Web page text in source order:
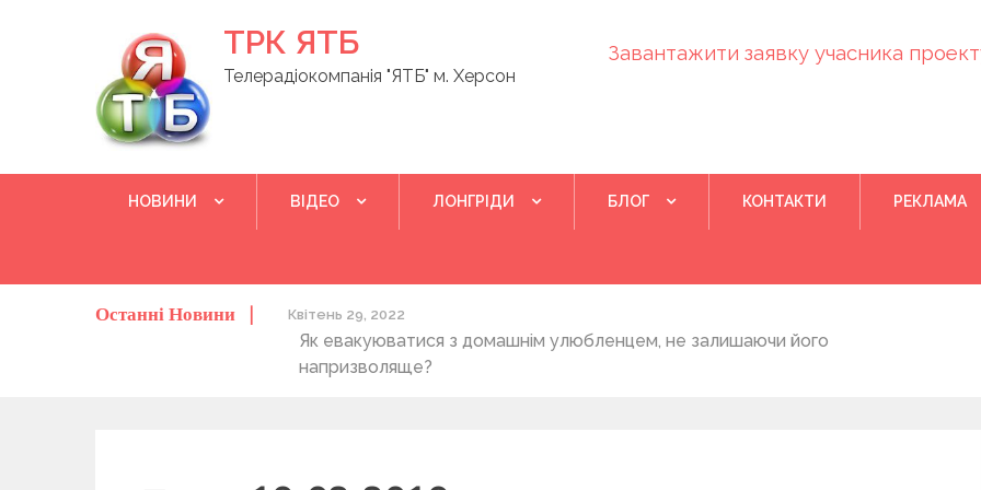
ТРК ЯТБ
Телерадіокомпанія "ЯТБ" м. Херсон
Завантажити заявку учасника
НОВИНИ ВІДЕО ЛОНГРІДИ БЛОГ КОНТАКТИ РЕКЛАМА
Останні Новини
та жителів області Квітень 29, 2022
Як евакуюватися з домашнім улюбленцем, не залишаючи його
напризволяще?